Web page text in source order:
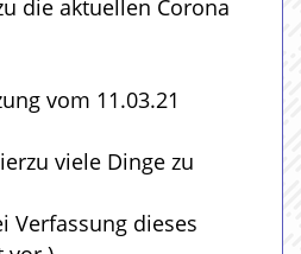
die aktuellen Corona
vom 11.03.21
viele Dinge zu
Verfassung dieses